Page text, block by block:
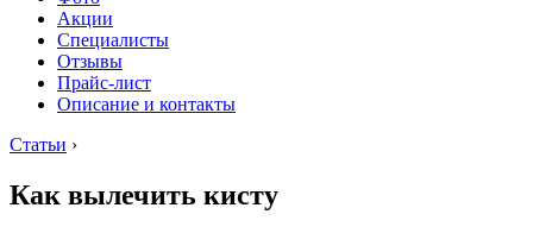
Акции
Специалисты
Отзывы
Прайс-лист
Описание и контакты
Статьи ›
Как вылечить кисту